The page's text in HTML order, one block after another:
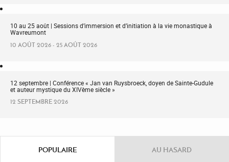
10 au 25 août | Sessions d’immersion et d’initiation à la vie monastique à
Wavreumont
10 AOÛT 2026 - 25 AOÛT 2026
12 septembre | Conférence « Jan van Ruysbroeck, doyen de Sainte-Gudule
et auteur mystique du XIVème siècle »
12 SEPTEMBRE 2026
POPULAIRE AU HASARD